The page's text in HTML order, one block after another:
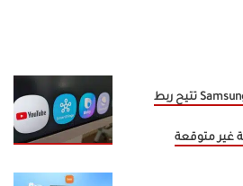
ميزة غريبة في Samsung SmartThings تتيح ربط
غير متوقعة